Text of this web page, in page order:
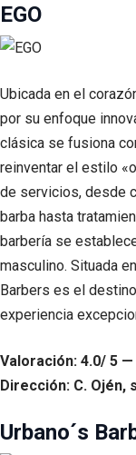
EGO
Ubicada en el
por su enfoque
clásica se fusiona
reinventar el estilo
de servicios, desde
barba hasta
barbería se
masculino. Situada
Barbers es el
experiencia
Valoración: 4.0/ 5 —
Dirección: C. Ojén,
Urbano´s